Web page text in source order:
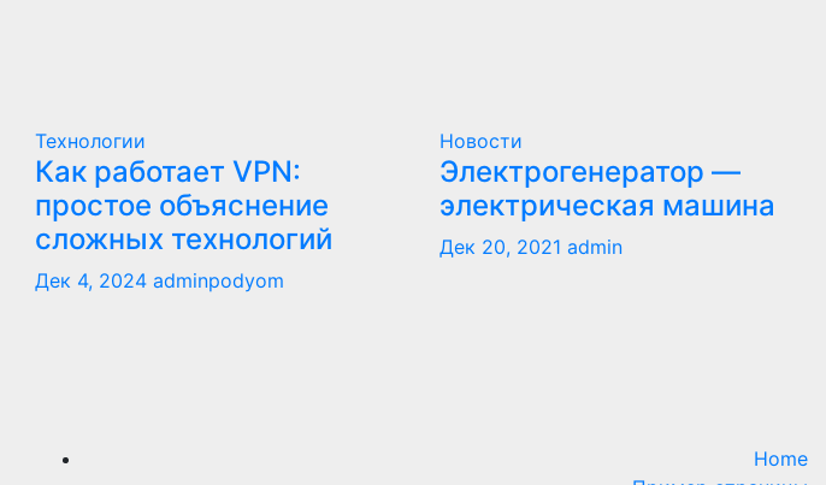
Технологии
Как работает VPN:
простое объяснение
сложных технологий
Дек 4, 2024 adminpodyom
Новости
Электрогенератор —
электрическая машина
Дек 20, 2021 admin
Home